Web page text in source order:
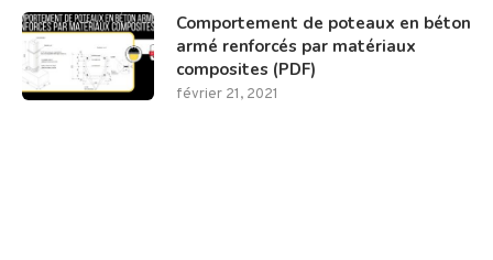
Comportement de poteaux en béton
armé renforcés par matériaux
composites (PDF)
février 21, 2021